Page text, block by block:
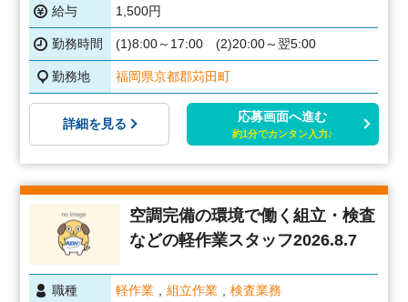
給与 1,500円
勤務時間 (1)8:00～17:00 (2)20:00～翌5:00
勤務地 福岡県京都郡苅田町
詳細を見る 応募画面へ進む
約1分でカンタン入力♪
空調完備の環境で働く組立・検査
などの軽作業スタッフ2026.8.7
職種 軽作業 組立作業 検査業務